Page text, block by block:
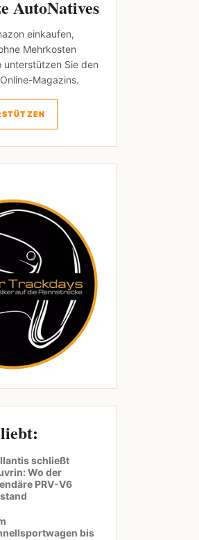
AutoNatives
einkaufen,
Mehrkosten
unterstützen Sie den
Magazins.
schließt
Wo der
PRV-V6
bis